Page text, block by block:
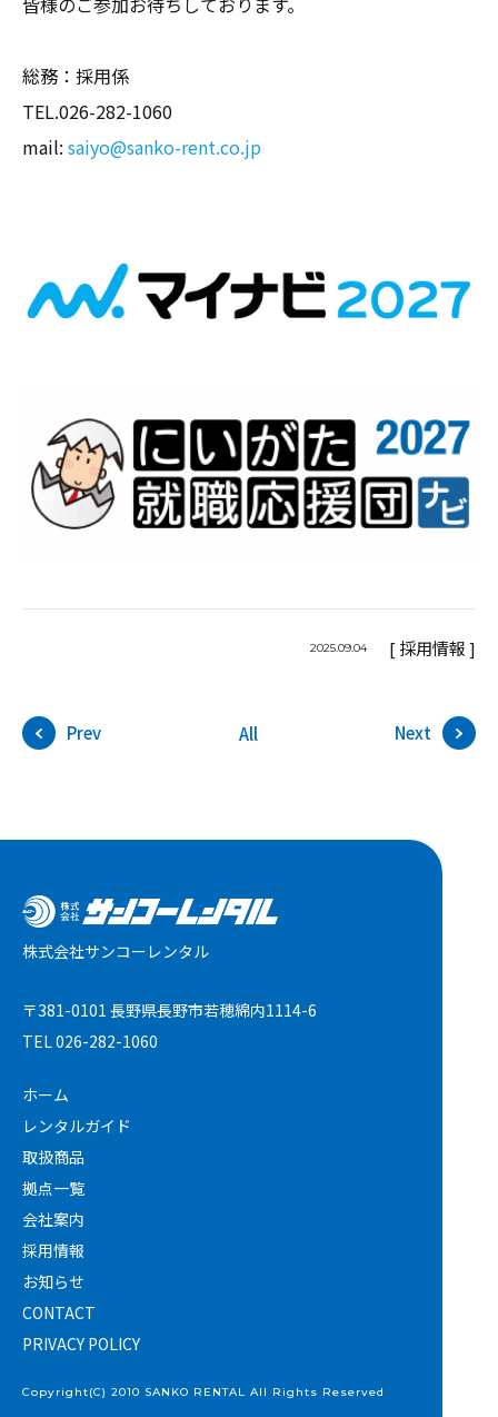
総務：採用係
TEL.026-282-1060
mail: saiyo@sanko-rent.co.jp
2025.09.04 [ 採用情報 ]
Prev All Next
株式会社サンコーレンタル
〒381-0101 長野県長野市若穂綿内1114-6
TEL 026-282-1060
ホーム
レンタルガイド
取扱商品
拠点一覧
会社案内
採用情報
お知らせ
CONTACT
PRIVACY POLICY
Copyright(C) 2010 SANKO RENTAL All Rights Reserved